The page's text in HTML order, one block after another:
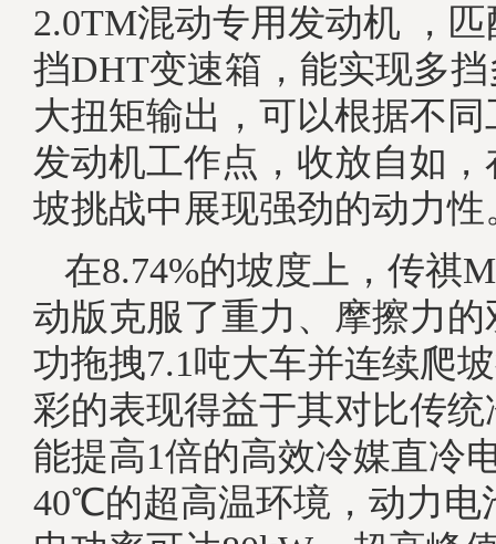
2.0TM混动专用发动机 ，匹
挡DHT变速箱，能实现多
大扭矩输出，可以根据不
发动机工作点，收放自如
坡挑战中展现强劲的动力性
在8.74%的坡度上，传祺
动版克服了重力、摩擦力
功拖拽7.1吨大车并连续爬
彩的表现得益于其对比传
能提高1倍的高效冷媒直冷
40℃的超高温环境，动力电